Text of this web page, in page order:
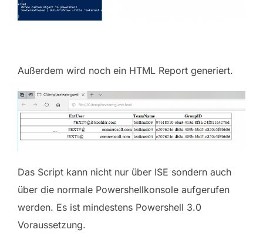
Außerdem wird noch ein HTML Report generiert.
Das Script kann nicht nur über ISE sondern auch
über die normale Powershellkonsole aufgerufen
werden. Es ist mindestens Powershell 3.0